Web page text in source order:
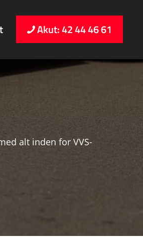
Akut: 42 44 46 61
alt inden for VVS-